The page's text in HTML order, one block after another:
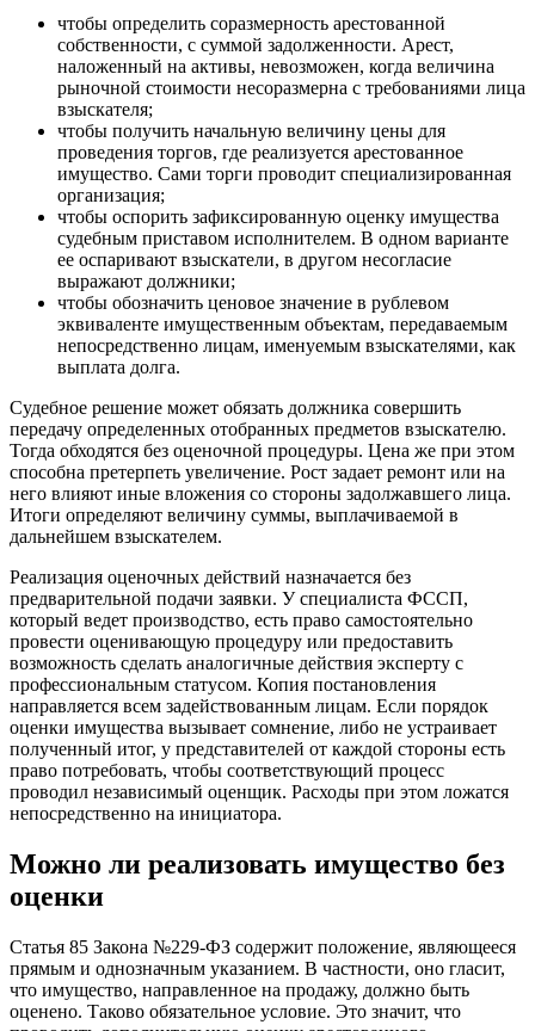
чтобы определить соразмерность арестованной
собственности, с суммой задолженности. Арест,
наложенный на активы, невозможен, когда величина
рыночной стоимости несоразмерна с требованиями лица
взыскателя;
чтобы получить начальную величину цены для
проведения торгов, где реализуется арестованное
имущество. Сами торги проводит специализированная
организация;
чтобы оспорить зафиксированную оценку имущества
судебным приставом исполнителем. В одном варианте
ее оспаривают взыскатели, в другом несогласие
выражают должники;
чтобы обозначить ценовое значение в рублевом
эквиваленте имущественным объектам, передаваемым
непосредственно лицам, именуемым взыскателями, как
выплата долга.
Судебное решение может обязать должника совершить
передачу определенных отобранных предметов взыскателю.
Тогда обходятся без оценочной процедуры. Цена же при этом
способна претерпеть увеличение. Рост задает ремонт или на
него влияют иные вложения со стороны задолжавшего лица.
Итоги определяют величину суммы, выплачиваемой в
дальнейшем взыскателем.
Реализация оценочных действий назначается без
предварительной подачи заявки. У специалиста ФССП,
который ведет производство, есть право самостоятельно
провести оценивающую процедуру или предоставить
возможность сделать аналогичные действия эксперту с
профессиональным статусом. Копия постановления
направляется всем задействованным лицам. Если порядок
оценки имущества вызывает сомнение, либо не устраивает
полученный итог, у представителей от каждой стороны есть
право потребовать, чтобы соответствующий процесс
проводил независимый оценщик. Расходы при этом ложатся
непосредственно на инициатора.
Можно ли реализовать имущество без
оценки
Статья 85 Закона №229-ФЗ содержит положение, являющееся
прямым и однозначным указанием. В частности, оно гласит,
что имущество, направленное на продажу, должно быть
оценено. Таково обязательное условие. Это значит, что